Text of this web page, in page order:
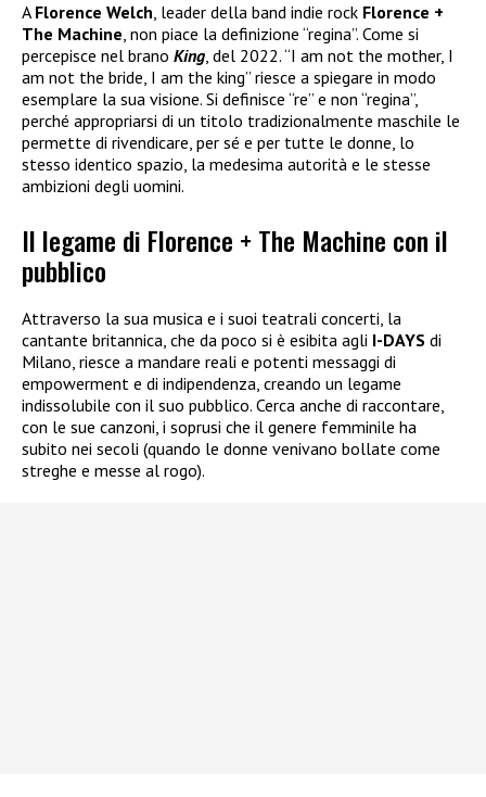
A Florence Welch, leader della band indie rock Florence +
The Machine, non piace la definizione “regina”. Come si
percepisce nel brano King, del 2022. “I am not the mother, I
am not the bride, I am the king” riesce a spiegare in modo
esemplare la sua visione. Si definisce “re” e non “regina”,
perché appropriarsi di un titolo tradizionalmente maschile le
permette di rivendicare, per sé e per tutte le donne, lo
stesso identico spazio, la medesima autorità e le stesse
ambizioni degli uomini.
Il legame di Florence + The Machine con il
pubblico
Attraverso la sua musica e i suoi teatrali concerti, la
cantante britannica, che da poco si è esibita agli I-DAYS di
Milano, riesce a mandare reali e potenti messaggi di
empowerment e di indipendenza, creando un legame
indissolubile con il suo pubblico. Cerca anche di raccontare,
con le sue canzoni, i soprusi che il genere femminile ha
subito nei secoli (quando le donne venivano bollate come
streghe e messe al rogo).